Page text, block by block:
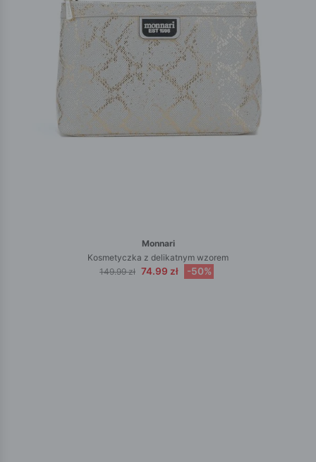
Monnari
Kosmetyczka z delikatnym wzorem
149.99 zł 74.99 zł -50%